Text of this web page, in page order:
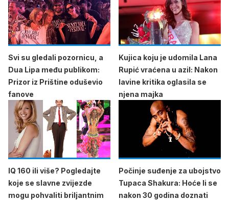
Svi su gledali pozornicu, a
Dua Lipa među publikom:
Prizor iz Prištine oduševio
fanove
Kujica koju je udomila Lana
Rupić vraćena u azil: Nakon
lavine kritika oglasila se
njena majka
IQ 160 ili više? Pogledajte
koje se slavne zvijezde
mogu pohvaliti briljantnim
Počinje suđenje za ubojstvo
Tupaca Shakura: Hoće li se
nakon 30 godina doznati